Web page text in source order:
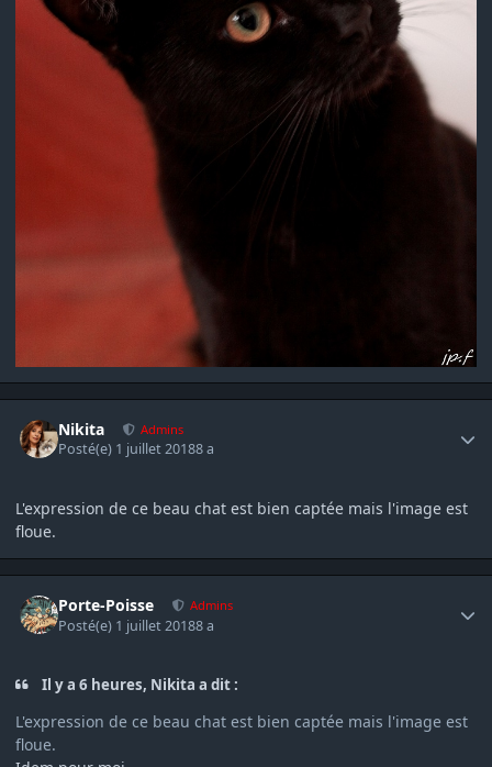
Nikita Admins
Posté(e) 1 juillet 20188 a
L'expression de ce beau chat est bien captée mais l'image est
floue.
Porte-Poisse Admins
Posté(e) 1 juillet 20188 a
Il y a 6 heures, Nikita a dit :
L'expression de ce beau chat est bien captée mais l'image est
floue.